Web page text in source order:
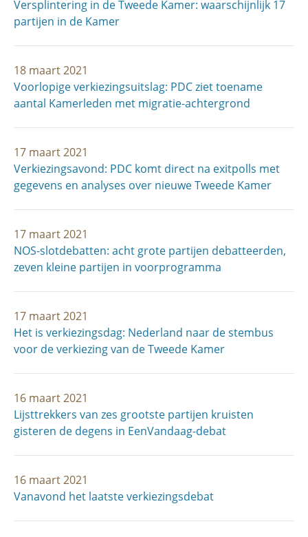
Versplintering in de Tweede Kamer: waarschijnlijk 17
partijen in de Kamer
18 maart 2021
Voorlopige verkiezingsuitslag: PDC ziet toename
aantal Kamerleden met migratie-achtergrond
17 maart 2021
Verkiezingsavond: PDC komt direct na exitpolls met
gegevens en analyses over nieuwe Tweede Kamer
17 maart 2021
NOS-slotdebatten: acht grote partijen debatteerden,
zeven kleine partijen in voorprogramma
17 maart 2021
Het is verkiezingsdag: Nederland naar de stembus
voor de verkiezing van de Tweede Kamer
16 maart 2021
Lijsttrekkers van zes grootste partijen kruisten
gisteren de degens in EenVandaag-debat
16 maart 2021
Vanavond het laatste verkiezingsdebat